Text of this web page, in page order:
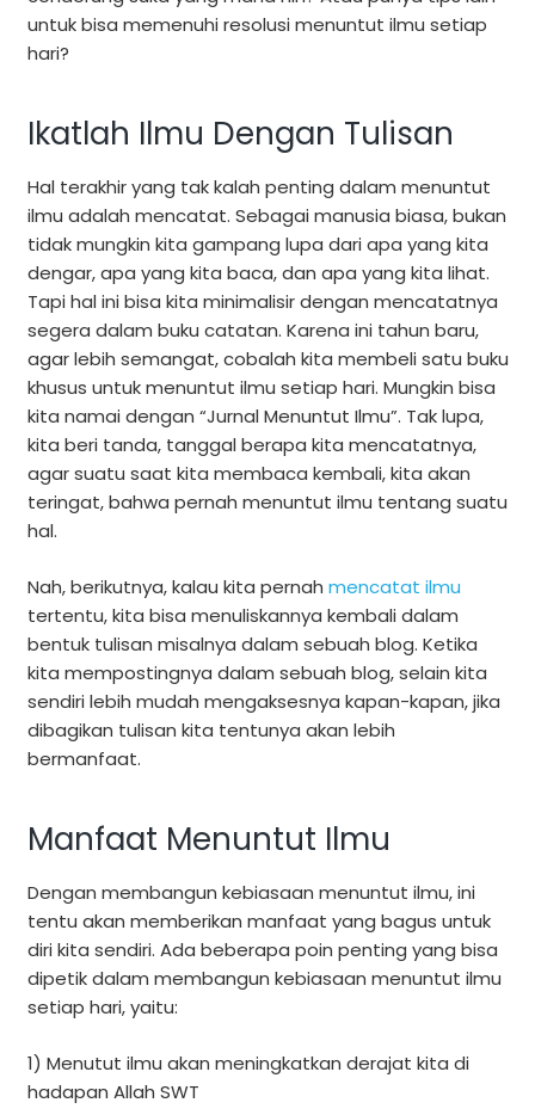
untuk bisa memenuhi resolusi menuntut ilmu setiap
hari?
Ikatlah Ilmu Dengan Tulisan
Hal terakhir yang tak kalah penting dalam menuntut
ilmu adalah mencatat. Sebagai manusia biasa, bukan
tidak mungkin kita gampang lupa dari apa yang kita
dengar, apa yang kita baca, dan apa yang kita lihat.
Tapi hal ini bisa kita minimalisir dengan mencatatnya
segera dalam buku catatan. Karena ini tahun baru,
agar lebih semangat, cobalah kita membeli satu buku
khusus untuk menuntut ilmu setiap hari. Mungkin bisa
kita namai dengan “Jurnal Menuntut Ilmu”. Tak lupa,
kita beri tanda, tanggal berapa kita mencatatnya,
agar suatu saat kita membaca kembali, kita akan
teringat, bahwa pernah menuntut ilmu tentang suatu
hal.
Nah, berikutnya, kalau kita pernah mencatat ilmu
tertentu, kita bisa menuliskannya kembali dalam
bentuk tulisan misalnya dalam sebuah blog. Ketika
kita mempostingnya dalam sebuah blog, selain kita
sendiri lebih mudah mengaksesnya kapan-kapan, jika
dibagikan tulisan kita tentunya akan lebih
bermanfaat.
Manfaat Menuntut Ilmu
Dengan membangun kebiasaan menuntut ilmu, ini
tentu akan memberikan manfaat yang bagus untuk
diri kita sendiri. Ada beberapa poin penting yang bisa
dipetik dalam membangun kebiasaan menuntut ilmu
setiap hari, yaitu:
1) Menutut ilmu akan meningkatkan derajat kita di
hadapan Allah SWT